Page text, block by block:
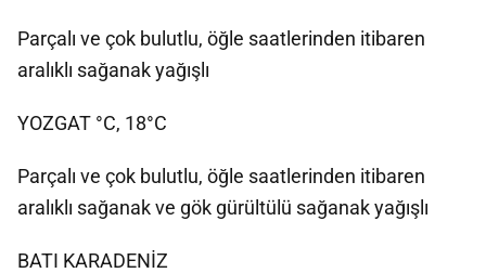
Parçalı ve çok bulutlu, öğle saatlerinden itibaren
aralıklı sağanak yağışlı
YOZGAT °C, 18°C
Parçalı ve çok bulutlu, öğle saatlerinden itibaren
aralıklı sağanak ve gök gürültülü sağanak yağışlı
BATI KARADENİZ